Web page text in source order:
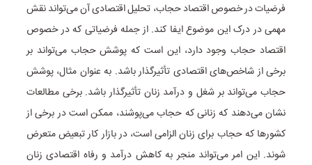
فرضیات در خصوص اقتصاد حجاب، تحلیل اقتصادی آن می‌تواند نقش
مهمی در درک این موضوع ایفا کند. از جمله فرضیاتی که در خصوص
اقتصاد حجاب وجود دارد، این است که پوشش حجاب می‌تواند بر
برخی از شاخص‌های اقتصادی تأثیرگذار باشد. به عنوان مثال، پوشش
حجاب می‌تواند بر شغل و درآمد زنان تأثیرگذار باشد. برخی مطالعات
نشان می‌دهند که زنانی که حجاب می‌پوشند، ممکن است در برخی از
کشورها که حجاب برای زنان الزامی است، در بازار کار تبعیض متعرض
شوند. این امر می‌تواند منجر به کاهش درآمد و رفاه اقتصادی زنان